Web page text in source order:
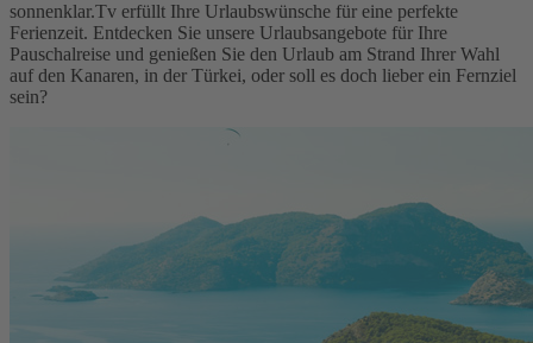
sonnenklar.Tv erfüllt Ihre Urlaubswünsche für eine perfekte
Ferienzeit. Entdecken Sie unsere Urlaubsangebote für Ihre
Pauschalreise und genießen Sie den Urlaub am Strand Ihrer Wahl
auf den Kanaren, in der Türkei, oder soll es doch lieber ein Fernziel
sein?